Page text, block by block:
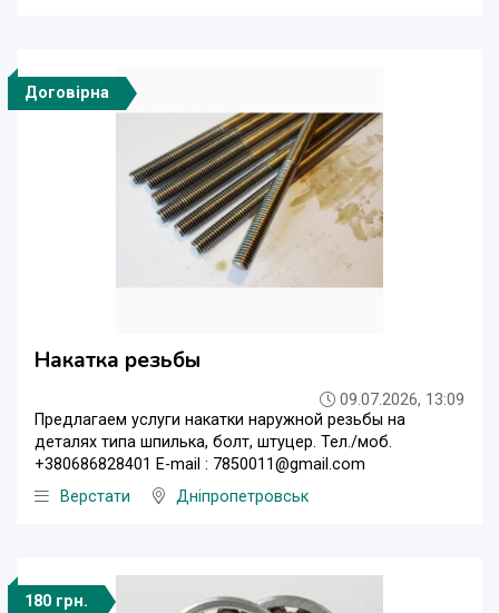
Договірна
Накатка резьбы
09.07.2026, 13:09
Предлагаем услуги накатки наружной резьбы на
деталях типа шпилька, болт, штуцер. Тел./моб.
+380686828401 E-mail : 7850011@gmail.com
Верстати
Дніпропетровськ
180 грн.